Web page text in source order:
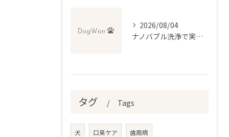
2026/08/04
ナノバブル洗浄で実現するトリミングの新常識と無料送迎の便利さ
タグ Tags
犬 口臭ケア 歯周病